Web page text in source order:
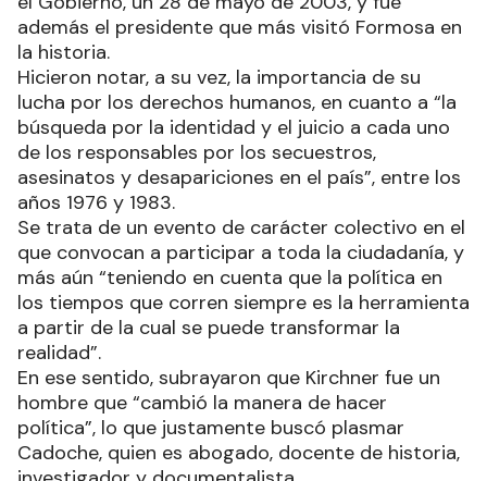
además el presidente que más visitó Formosa en
la historia.
Hicieron notar, a su vez, la importancia de su
lucha por los derechos humanos, en cuanto a “la
búsqueda por la identidad y el juicio a cada uno
de los responsables por los secuestros,
asesinatos y desapariciones en el país”, entre los
años 1976 y 1983.
Se trata de un evento de carácter colectivo en el
que convocan a participar a toda la ciudadanía, y
más aún “teniendo en cuenta que la política en
los tiempos que corren siempre es la herramienta
a partir de la cual se puede transformar la
realidad”.
En ese sentido, subrayaron que Kirchner fue un
hombre que “cambió la manera de hacer
política”, lo que justamente buscó plasmar
Cadoche, quien es abogado, docente de historia,